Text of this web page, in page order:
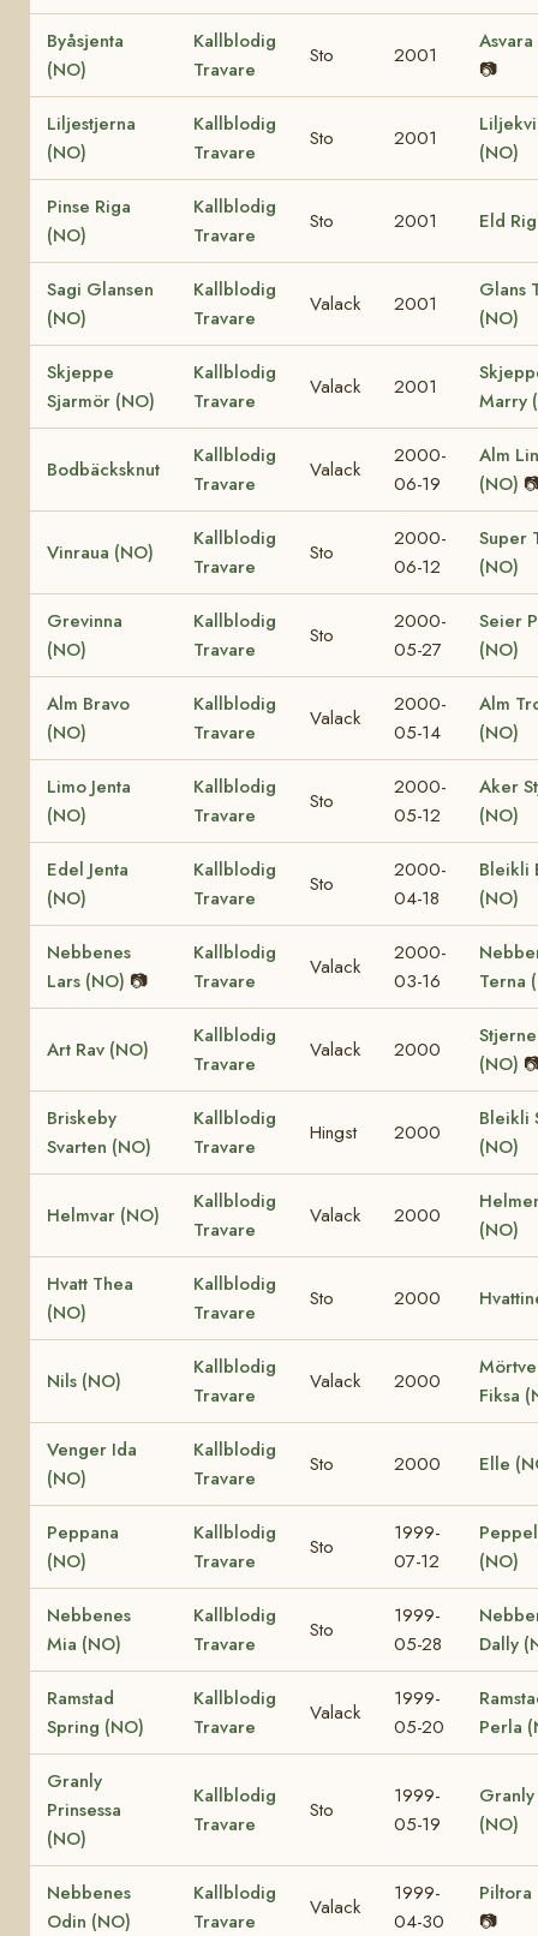
Byåsjenta
(NO)
Kallblodig
Travare
Sto 2001
📷
Liljestjerna
(NO)
Kallblodig
Travare
Sto 2001
(NO)
Pinse Riga
(NO)
Kallblodig
Travare
Sto 2001 Eld
Sagi Glansen
(NO)
Kallblodig
Travare
Valack 2001
Glans
(NO)
Skjeppe
Sjarmör (NO)
Kallblodig
Travare
Valack 2001
Marry
Bodbäcksknut
Kallblodig
Travare
Valack
2000-
06-19
Alm
(NO)
Vinraua (NO)
Kallblodig
Travare
Sto
2000-
06-12
Super
(NO)
Grevinna
(NO)
Kallblodig
Travare
Sto
2000-
05-27
Seier
(NO)
Alm Bravo
(NO)
Kallblodig
Travare
Valack
2000-
05-14
Alm
(NO)
Limo Jenta
(NO)
Kallblodig
Travare
Sto
2000-
05-12
Aker
(NO)
Edel Jenta
(NO)
Kallblodig
Travare
Sto
2000-
04-18
Bleikli
(NO)
Nebbenes
Lars (NO) 📷
Kallblodig
Travare
Valack
2000-
03-16
Terna
Art Rav (NO)
Kallblodig
Travare
Valack 2000
(NO)
Briskeby
Svarten (NO)
Kallblodig
Travare
Hingst 2000
Bleikli
(NO)
Helmvar (NO)
Kallblodig
Travare
Valack 2000
(NO)
Hvatt Thea
(NO)
Kallblodig
Travare
Sto 2000
Nils (NO)
Kallblodig
Travare
Valack 2000
Fiksa
Venger Ida
(NO)
Kallblodig
Travare
Sto 2000 Elle
Peppana
(NO)
Kallblodig
Travare
Sto
1999-
07-12
(NO)
Nebbenes
Mia (NO)
Kallblodig
Travare
Sto
1999-
05-28
Dally
Ramstad
Spring (NO)
Kallblodig
Travare
Valack
1999-
05-20
Perla
Granly
Prinsessa
(NO)
Kallblodig
Travare
Sto
1999-
05-19
Granly
(NO)
Nebbenes
Odin (NO)
Kallblodig
Travare
Valack
1999-
04-30
Piltora
📷